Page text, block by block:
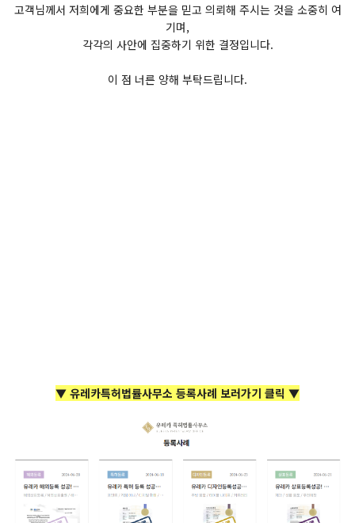
고객님께서 저희에게 중요한 부분을 믿고 의뢰해 주시는 것을 소중히 여
기며,
각각의 사안에 집중하기 위한 결정입니다.
이 점 너른 양해 부탁드립니다.
▼ 유레카특허법률사무소 등록사례 보러가기 클릭 ▼